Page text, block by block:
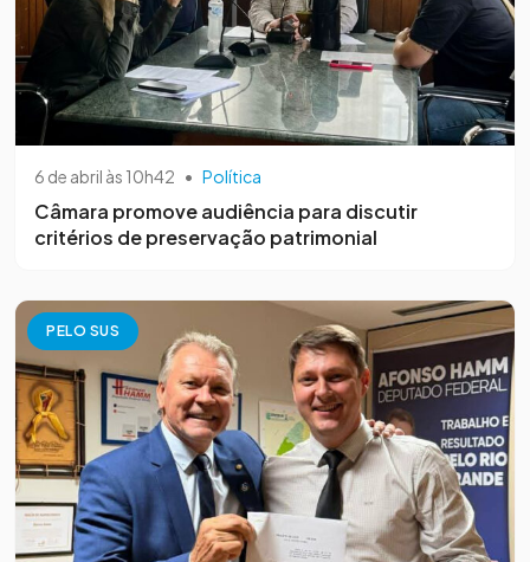
6 de abril às 10h42 • Política
Câmara promove audiência para discutir
critérios de preservação patrimonial
PELO SUS